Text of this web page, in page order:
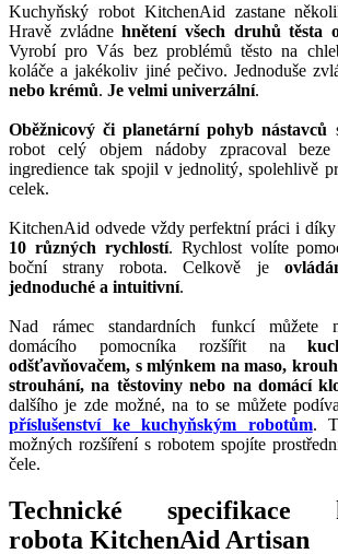
Kuchyňský robot KitchenAid zastane
Hravě zvládnehnětení všech druhů těsta
Vyrobí pro Vás bez problémů těsto na
koláče a jakékoliv jiné pečivo. Jednoduše
nebo krémů. Je velmi univerzální.
Oběžnicový či planetární pohyb nástavců
robot celý objem nádoby zpracoval
ingredience tak spojil v jednolitý, spolehlivě
celek.
KitchenAid odvede vždy perfektní práci i
10 různých rychlostí. Rychlost volíte
boční strany robota. Celkově je
jednoduché a intuitivní.
Nad rámec standardních funkcí můžete
domácího pomocníka rozšířit na
odšťavňovačem, s mlýnkem na maso,
strouhání, na těstoviny nebo na domácí
dalšího je zde možné, na to se můžete
příslušenství ke kuchyňským robotům.
možných rozšíření s robotem spojíte
čele.
Technické specifikace
robota KitchenAid Artisan